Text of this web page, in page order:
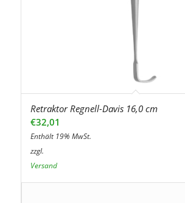
Retraktor Regnell-Davis 16,0 cm
€32,01
Enthält 19% MwSt.
zzgl.
Versand